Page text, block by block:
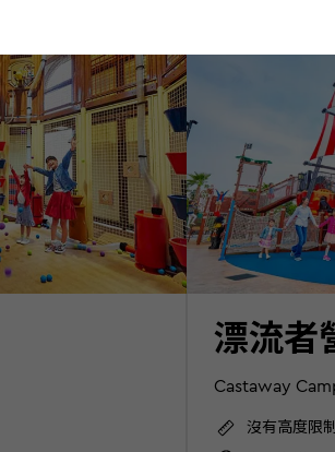
漂流者
Castaway
沒有高度限制